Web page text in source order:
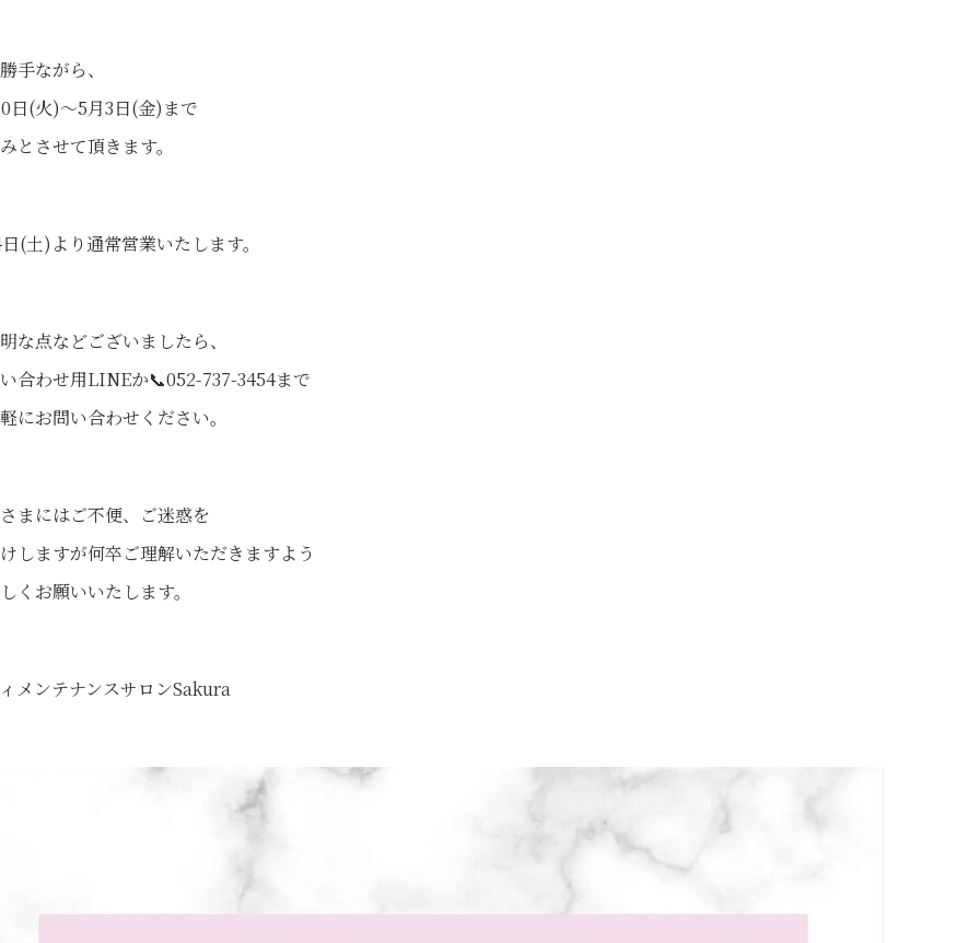
手ながら、
日(火)〜5月3日(金)まで
とさせて頂きます。
(土)より通常営業いたします。
な点などございましたら、
合わせ用LINEか📞052-737-3454まで
にお問い合わせください。
まにはご不便、ご迷惑を
しますが何卒ご理解いただきますよう
くお願いいたします。
メンテナンスサロンSakura